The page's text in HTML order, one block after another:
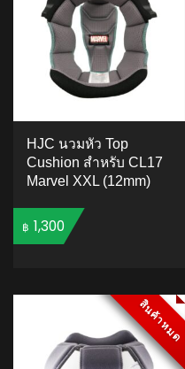
HJC นวมหัว Top
Cushion สำหรับ CL17
Marvel XXL (12mm)
฿ 1,300
สินค้าหมด
สินค้าหมด